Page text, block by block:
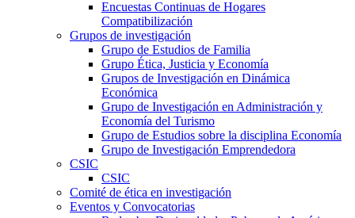
Encuestas Continuas de Hogares
Compatibilización
Grupos de investigación
Grupo de Estudios de Familia
Grupo Ética, Justicia y Economía
Grupos de Investigación en Dinámica
Económica
Grupo de Investigación en Administración y
Economía del Turismo
Grupo de Estudios sobre la disciplina Economía
Grupo de Investigación Emprendedora
CSIC
CSIC
Comité de ética en investigación
Eventos y Convocatorias